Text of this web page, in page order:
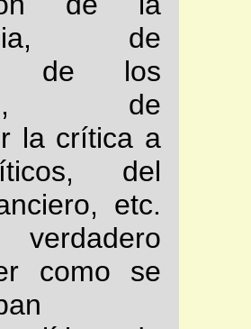
de
de los
de
la crítica a
del
etc.
como se